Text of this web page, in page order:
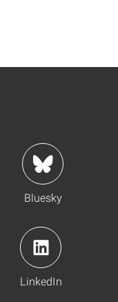
Bluesky
LinkedIn